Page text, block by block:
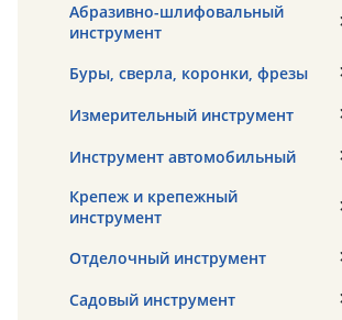
Абразивно-шлифовальный
инструмент
Буры, сверла, коронки, фрезы
Измерительный инструмент
Инструмент автомобильный
Крепеж и крепежный
инструмент
Отделочный инструмент
Садовый инструмент